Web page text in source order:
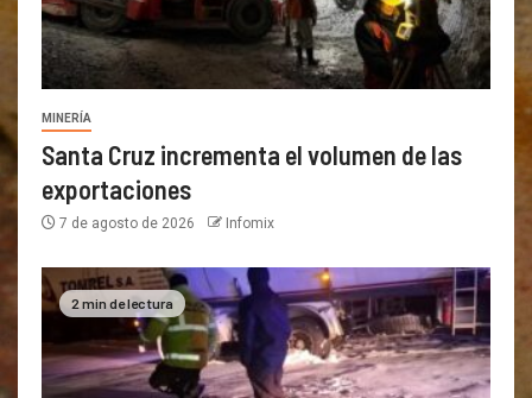
MINERÍA
Santa Cruz incrementa el volumen de las
exportaciones
7 de agosto de 2026 Infomix
2 min de lectura